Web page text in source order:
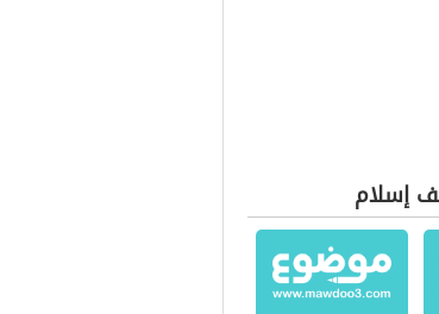
إسلام